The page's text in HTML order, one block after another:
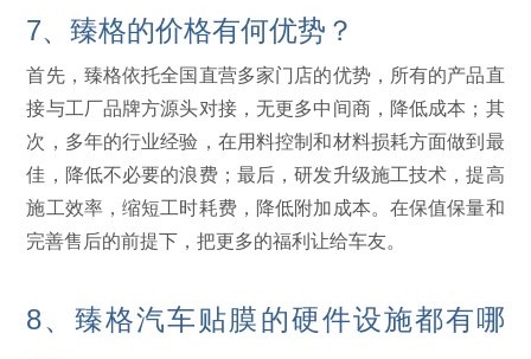
7、臻格的价格有何优势？
首先，臻格依托全国直营多家门店的优势，所有的产品直
接与工厂品牌方源头对接，无更多中间商，降低成本；其
次，多年的行业经验，在用料控制和材料损耗方面做到最
佳，降低不必要的浪费；最后，研发升级施工技术，提高
施工效率，缩短工时耗费，降低附加成本。在保值保量和
完善售后的前提下，把更多的福利让给车友。
8、臻格汽车贴膜的硬件设施都有哪